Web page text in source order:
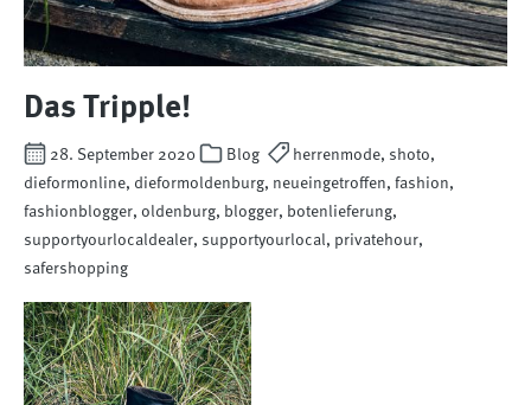
Das Tripple!
28. September 2020 Blog
herrenmode, shoto,
dieformonline, dieformoldenburg, neueingetroffen, fashion,
fashionblogger, oldenburg, blogger, botenlieferung,
supportyourlocaldealer, supportyourlocal, privatehour,
safershopping